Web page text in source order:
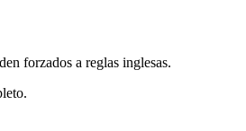
forzados a reglas inglesas.